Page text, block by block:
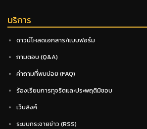
บริการ
ดาวน์โหลดเอกสาร/แบบฟอร์ม
ถามตอบ (Q&A)
คำถามที่พบบ่อย (FAQ)
ร้องเรียนการทุจริตและประพฤติมิชอบ
เว็บลิงค์
ระบบกระจายข่าว (RSS)